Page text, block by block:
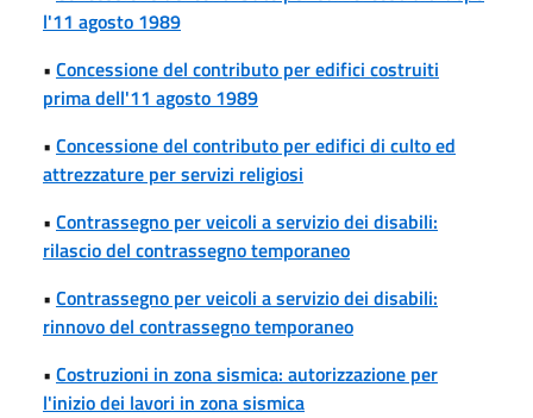
l'11 agosto 1989
• Concessione del contributo per edifici costruiti
prima dell'11 agosto 1989
• Concessione del contributo per edifici di culto ed
attrezzature per servizi religiosi
• Contrassegno per veicoli a servizio dei disabili:
rilascio del contrassegno temporaneo
• Contrassegno per veicoli a servizio dei disabili:
rinnovo del contrassegno temporaneo
• Costruzioni in zona sismica: autorizzazione per
l'inizio dei lavori in zona sismica